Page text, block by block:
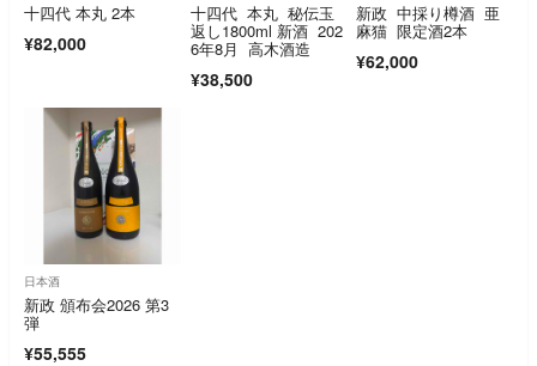
十四代 本丸 2本
¥82,000
十四代 本丸 秘伝玉
返し1800ml 新酒 202
6年8月 高木酒造
¥38,500
新政 中採り樽酒 亜
麻猫 限定酒2本
¥62,000
日本酒
新政 頒布会2026 第3
弾
¥55,555